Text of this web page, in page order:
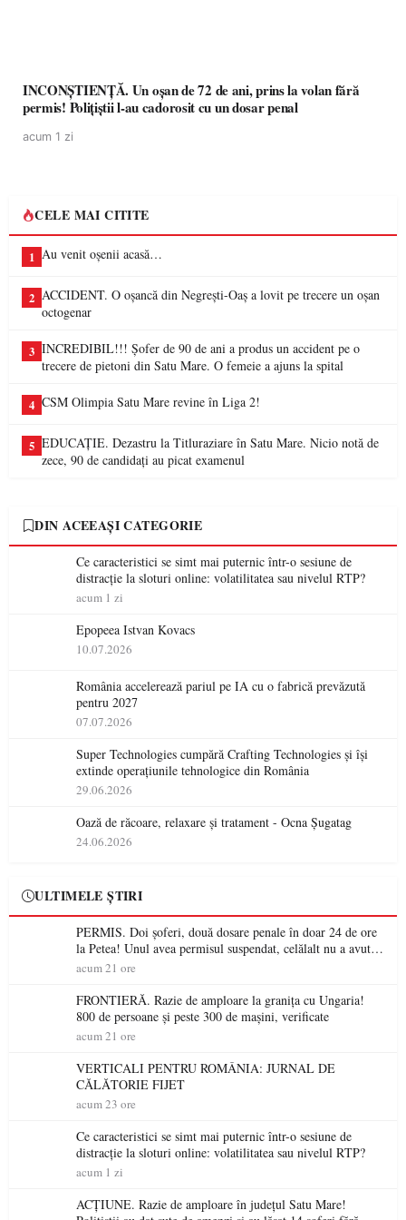
INCONȘTIENȚĂ. Un oșan de 72 de ani, prins la volan fără
permis! Polițiștii l-au cadorosit cu un dosar penal
acum 1 zi
CELE MAI CITITE
1 Au venit oșenii acasă…
2 ACCIDENT. O oșancă din Negrești-Oaș a lovit pe trecere un oșan
octogenar
3 INCREDIBIL!!! Șofer de 90 de ani a produs un accident pe o
trecere de pietoni din Satu Mare. O femeie a ajuns la spital
4 CSM Olimpia Satu Mare revine în Liga 2!
5 EDUCAȚIE. Dezastru la Titluraziare în Satu Mare. Nicio notă de
zece, 90 de candidați au picat examenul
DIN ACEEAȘI CATEGORIE
Ce caracteristici se simt mai puternic într-o sesiune de
distracție la sloturi online: volatilitatea sau nivelul RTP?
acum 1 zi
Epopeea Istvan Kovacs
10.07.2026
România accelerează pariul pe IA cu o fabrică prevăzută
pentru 2027
07.07.2026
Super Technologies cumpără Crafting Technologies și își
extinde operațiunile tehnologice din România
29.06.2026
Oază de răcoare, relaxare și tratament - Ocna Șugatag
24.06.2026
ULTIMELE ȘTIRI
PERMIS. Doi șoferi, două dosare penale în doar 24 de ore
la Petea! Unul avea permisul suspendat, celălalt nu a avut
niciodată permis
acum 21 ore
FRONTIERĂ. Razie de amploare la granița cu Ungaria!
800 de persoane și peste 300 de mașini, verificate
acum 21 ore
VERTICALI PENTRU ROMÂNIA: JURNAL DE
CĂLĂTORIE FIJET
acum 23 ore
Ce caracteristici se simt mai puternic într-o sesiune de
distracție la sloturi online: volatilitatea sau nivelul RTP?
acum 1 zi
ACȚIUNE. Razie de amploare în județul Satu Mare!